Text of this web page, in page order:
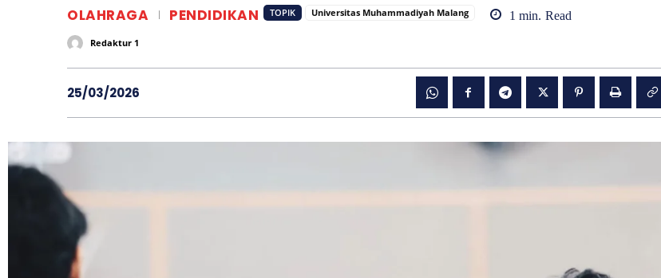
OLAHRAGA PENDIDIKAN TOPIK Universitas Muhammadiyah Malang 1 min. Read
Redaktur 1
25/03/2026